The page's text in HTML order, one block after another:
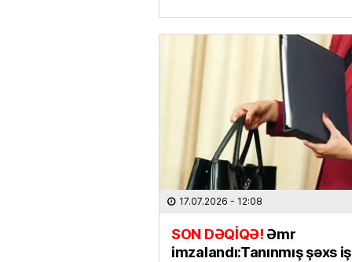
17.07.2026 - 12:08
SON DƏQİQƏ!Əmr
imzalandı:Tanınmış şəxs